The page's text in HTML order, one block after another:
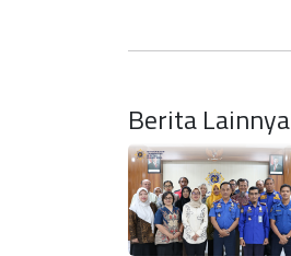
Berita Lainnya